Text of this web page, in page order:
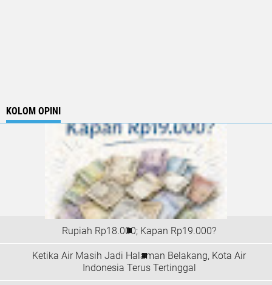
KOLOM OPINI
Rupiah Rp18.000; Kapan Rp19.000?
Ketika Air Masih Jadi Halaman Belakang, Kota Air
Indonesia Terus Tertinggal